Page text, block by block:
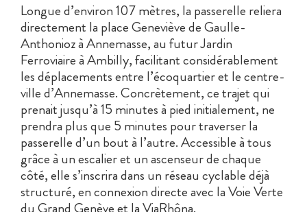
Longue d’environ 107 mètres, la passerelle reliera
directement la place Geneviève de Gaulle-
Anthonioz à Annemasse, au futur Jardin
Ferroviaire à Ambilly, facilitant considérablement
les déplacements entre l’écoquartier et le centre-
ville d’Annemasse. Concrètement, ce trajet qui
prenait jusqu’à 15 minutes à pied initialement, ne
prendra plus que 5 minutes pour traverser la
passerelle d’un bout à l’autre. Accessible à tous
grâce à un escalier et un ascenseur de chaque
côté, elle s’inscrira dans un réseau cyclable déjà
structuré, en connexion directe avec la Voie Verte